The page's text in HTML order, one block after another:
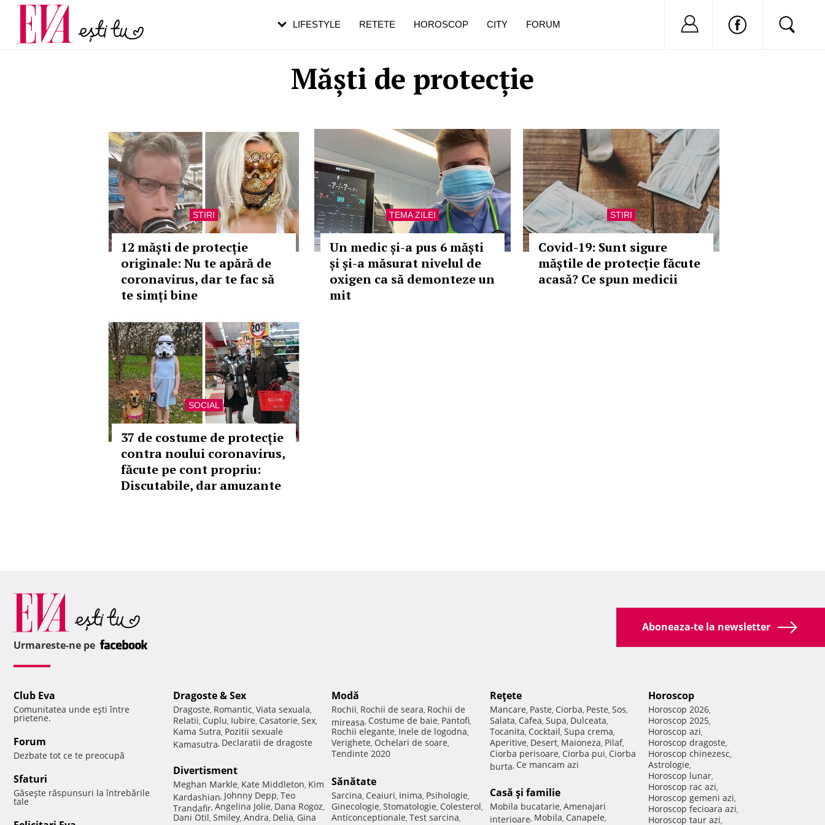
Măști de protecție
STIRI
12 măști de protecție
originale: Nu te apără de
coronavirus, dar te fac să
te simți bine
TEMA ZILEI
Un medic și-a pus 6 măști
și și-a măsurat nivelul de
oxigen ca să demonteze un
mit
STIRI
Covid-19: Sunt sigure
măștile de protecție făcute
acasă? Ce spun medicii
SOCIAL
37 de costume de protecție
contra noului coronavirus,
făcute pe cont propriu:
Discutabile, dar amuzante
LIFESTYLE RETETE HOROSCOP CITY FORUM Nu ai cont?
Carieră
Actualitate
pe măsură ce înaintezi în vârstă
de dureroasă este investigația
Aboneaza-te la newsletter
Urmareste-ne pe
Club Eva
Comunitatea unde eşti între
prietene.
Forum
Dezbate tot ce te preocupă
Sfaturi
Găseşte răspunsuri la întrebările
tale
Dragoste & Sex
Dragoste, Romantic, Viata sexuala,
Relatii, Cuplu, Iubire, Casatorie, Sex,
Kama Sutra, Pozitii sexuale
Kamasutra, Declaratii de dragoste
Divertisment
Meghan Markle, Kate Middleton, Kim
Kardashian, Johnny Depp, Teo
Trandafir, Angelina Jolie, Dana Rogoz,
Dani Otil, Smiley, Andra, Delia, Gina
Modă
Rochii, Rochii de seara, Rochii de
mireasa, Costume de baie, Pantofi,
Rochii elegante, Inele de logodna,
Verighete, Ochelari de soare,
Tendinte 2020
Sănătate
Sarcina, Ceaiuri, Inima, Psihologie,
Ginecologie, Stomatologie, Colesterol,
Anticonceptionale, Test sarcina,
Reţete
Mancare, Paste, Ciorba, Peste, Sos,
Salata, Cafea, Supa, Dulceata,
Tocanita, Cocktail, Supa crema,
Aperitive, Desert, Maioneza, Pilaf,
Ciorba perisoare, Ciorba pui, Ciorba
burta, Ce mancam azi
Casă şi familie
Mobila bucatarie, Amenajari
interioare, Mobila, Canapele,
Horoscop
Horoscop 2026,
Horoscop 2025,
Horoscop azi,
Horoscop dragoste,
Horoscop chinezesc,
Astrologie,
Horoscop lunar,
Horoscop rac azi,
Horoscop gemeni azi,
Horoscop fecioara azi,
Horoscop taur azi,